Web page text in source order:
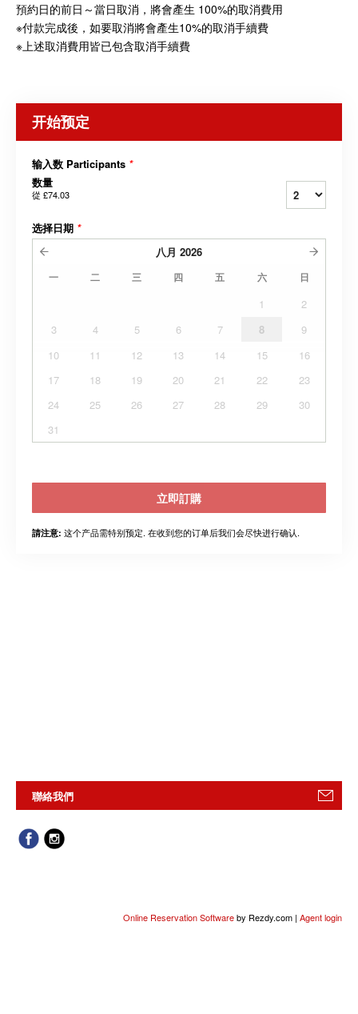
預約日的前日～當日取消，將會產生 100%的取消費用
※付款完成後，如要取消將會產生10%的取消手續費
※上述取消費用皆已包含取消手續費
开始预定
输入数 Participants *
数量
從 £74.03
选择日期 *
八月 2026
一 二 三 四 五 六 日
1
2
3
4 5 6 7 8
9
10
11 12 13 14 15
16
17
18 19 20 21 22
23
24
25 26 27 28 29
30
31
立即訂購
請注意: 这个产品需特别预定. 在收到您的订单后我们会尽快进行确认.
聯絡我們
Online Reservation Softwareby Rezdy.com | Agent login